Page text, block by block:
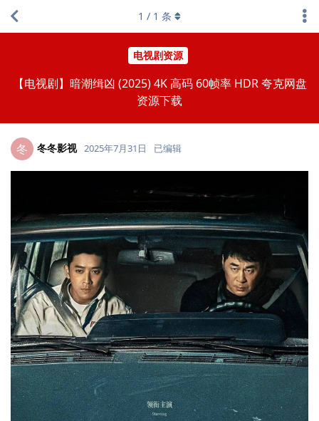
电视剧资源
【电视剧】暗潮缉凶 (2025) 4K 高码 60帧率 HDR 夸克网盘
资源下载
1 / 1 条
冬 冬冬影视 2025年7月31日 已编辑